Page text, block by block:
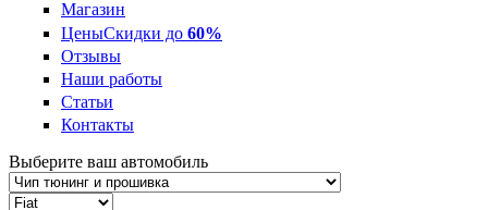
Магазин
ЦеныСкидки до 60%
Отзывы
Наши работы
Статьи
Контакты
Выберите ваш автомобиль